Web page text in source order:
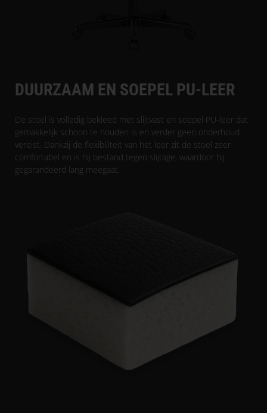
DUURZAAM EN SOEPEL PU-LEER
De stoel is volledig bekleed met slijtvast en soepel PU-leer dat
gemakkelijk schoon te houden is en verder geen onderhoud
vereist. Dankzij de flexibiliteit van het leer zit de stoel zeer
comfortabel en is hij bestand tegen slijtage, waardoor hij
gegarandeerd lang meegaat.